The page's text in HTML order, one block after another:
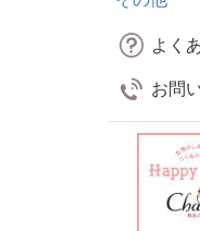
よく
お問